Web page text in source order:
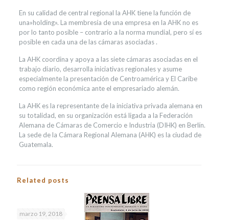
En su calidad de central regional la AHK tiene la función de
una»holding». La membresía de una empresa en la AHK no es
por lo tanto posible – contrario a la norma mundial, pero sí es
posible en cada una de las cámaras asociadas .
La AHK coordina y apoya a las siete cámaras asociadas en el
trabajo diario, desarrolla iniciativas regionales y asume
especialmente la presentación de Centroamérica y El Caribe
como región económica ante el empresariado alemán.
La AHK es la representante de la iniciativa privada alemana en
su totalidad, en su organización está ligada a la Federación
Alemana de Cámaras de Comercio e Industria (DIHK) en Berlín.
La sede de la Cámara Regional Alemana (AHK) es la ciudad de
Guatemala.
Related posts
marzo 19, 2018